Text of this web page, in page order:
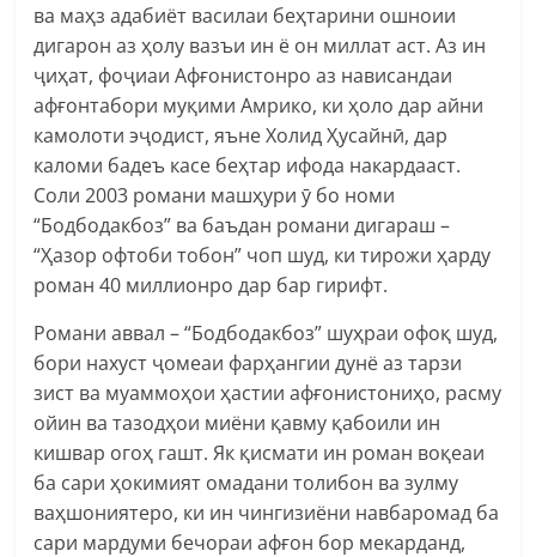
ва маҳз адабиёт василаи беҳтарини ошноии
дигарон аз ҳолу вазъи ин ё он миллат аст. Аз ин
ҷиҳат, фоҷиаи Афғонистонро аз нависандаи
афғонтабори муқими Амрико, ки ҳоло дар айни
камолоти эҷодист, яъне Холид Ҳусайнӣ, дар
каломи бадеъ касе беҳтар ифода накардааст.
Соли 2003 романи машҳури ӯ бо номи
“Бодбодакбоз” ва баъдан романи дигараш –
“Ҳазор офтоби тобон” чоп шуд, ки тирожи ҳарду
роман 40 миллионро дар бар гирифт.
Романи аввал – “Бодбодакбоз” шуҳраи офоқ шуд,
бори нахуст ҷомеаи фарҳангии дунё аз тарзи
зист ва муаммоҳои ҳастии афғонистониҳо, расму
ойин ва тазодҳои миёни қавму қабоили ин
кишвар огоҳ гашт. Як қисмати ин роман воқеаи
ба сари ҳокимият омадани толибон ва зулму
ваҳшониятеро, ки ин чингизиёни навбаромад ба
сари мардуми бечораи афғон бор мекарданд,